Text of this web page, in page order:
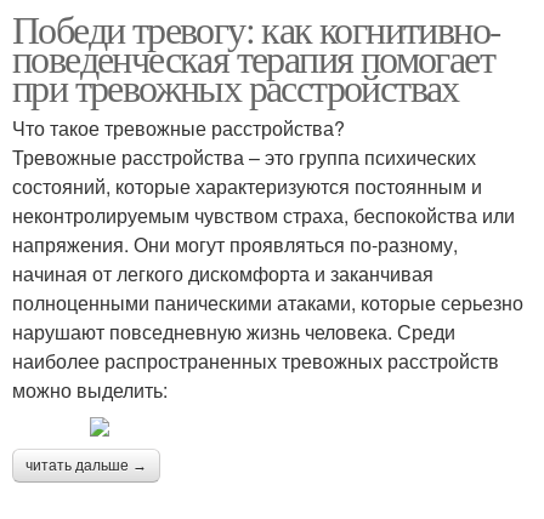
Победи тревогу: как когнитивно-
поведенческая терапия помогает
при тревожных расстройствах
Что такое тревожные расстройства?
Тревожные расстройства – это группа психических
состояний, которые характеризуются постоянным и
неконтролируемым чувством страха, беспокойства или
напряжения. Они могут проявляться по-разному,
начиная от легкого дискомфорта и заканчивая
полноценными паническими атаками, которые серьезно
нарушают повседневную жизнь человека. Среди
наиболее распространенных тревожных расстройств
можно выделить:
читать дальше →